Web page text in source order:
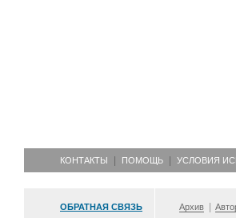
КОНТАКТЫ ПОМОЩЬ УСЛОВИЯ
ОБРАТНАЯ СВЯЗЬ Архив